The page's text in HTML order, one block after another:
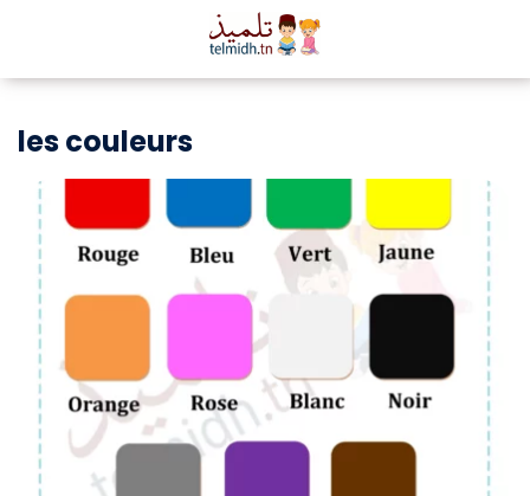
les couleurs